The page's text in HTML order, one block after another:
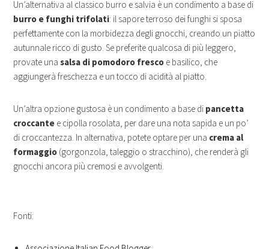
Un’alternativa al classico burro e salvia è un condimento a base di
burro e funghi trifolati: il sapore terroso dei funghi si sposa
perfettamente con la morbidezza degli gnocchi, creando un piatto
autunnale ricco di gusto. Se preferite qualcosa di più leggero,
provate unasalsa di pomodoro fresco e basilico, che
aggiungerà freschezza e un tocco di acidità al piatto.
Un’altra opzione gustosa è un condimento a base di pancetta
croccante e cipolla rosolata, per dare una nota sapida e un po’
di croccantezza. In alternativa, potete optare per una crema al
formaggio (gorgonzola, taleggio o stracchino), che renderà gli
gnocchi ancora più cremosi e avvolgenti.
Fonti: